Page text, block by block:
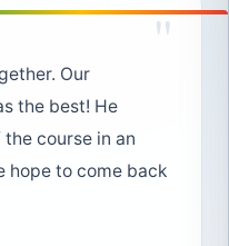
"
Our
the best! He
course in an
hope to come back